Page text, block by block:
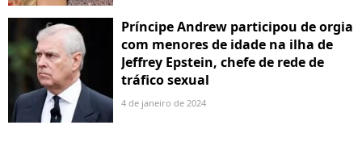
Príncipe Andrew participou de orgia
com menores de idade na ilha de
Jeffrey Epstein, chefe de rede de
tráfico sexual
4 de janeiro de 2024